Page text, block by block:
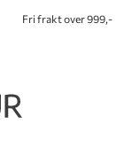
Fri frakt over 999,-